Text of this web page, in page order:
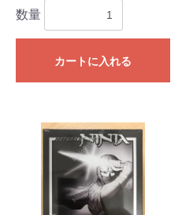
数量
カートに入れる
お買い物を続ける